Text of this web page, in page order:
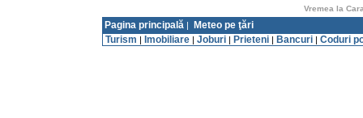
Vremea la
Pagina principală |
Meteo pe ţări
Turism | Imobiliare | Joburi | Prieteni | Bancuri | Coduri